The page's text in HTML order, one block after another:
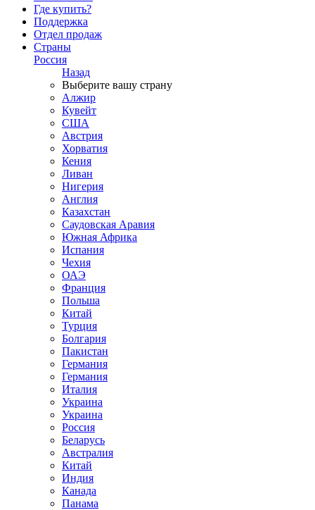
Где купить?
Поддержка
Отдел продаж
Страны
Россия
Назад
Выберите вашу страну
Алжир
Кувейт
США
Австрия
Хорватия
Кения
Ливан
Нигерия
Англия
Казахстан
Саудовская Аравия
Южная Африка
Испания
Чехия
ОАЭ
Франция
Польша
Китай
Турция
Болгария
Пакистан
Германия
Германия
Италия
Украина
Украина
Россия
Беларусь
Австралия
Китай
Индия
Канада
Панама